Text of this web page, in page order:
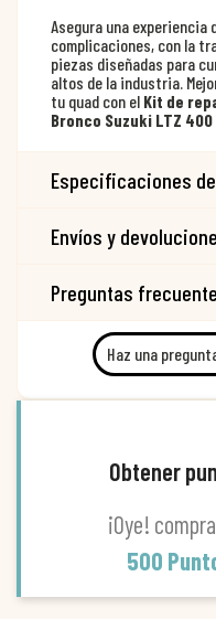
Asegura una experiencia
complicaciones, con la
piezas diseñadas para
altos de la industria.
tu quad con el Kit de
Bronco Suzuki LTZ
Especificaciones
Envíos y
Preguntas
Haz una
Obtener
¡Oye!
500